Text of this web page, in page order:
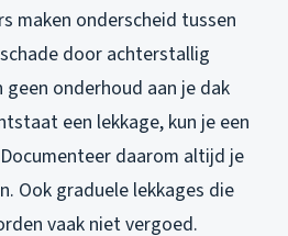
maken onderscheid tussen
door achterstallig
geen onderhoud aan je dak
een lekkage, kun je een
daarom altijd je
Ook graduele lekkages die
vaak niet vergoed.